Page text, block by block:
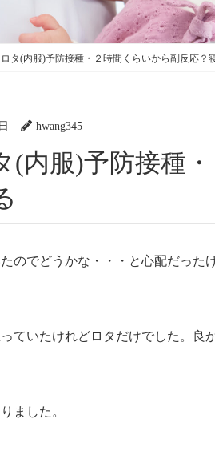
タ(内服)予防接種・２時間くらいから副反応？
hwang345
のでどうかな・・・と心配だった
ていたけれどロタだけでした。良か
ました。